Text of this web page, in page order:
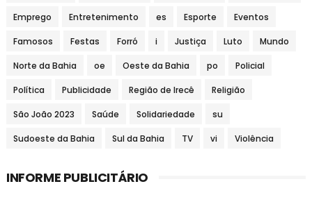
Emprego Entretenimento es Esporte Eventos
Famosos Festas Forró i Justiça Luto Mundo
Norte da Bahia oe Oeste da Bahia po Policial
Política Publicidade Região de Irecê Religião
São João 2023 Saúde Solidariedade su
Sudoeste da Bahia Sul da Bahia TV vi Violência
INFORME PUBLICITÁRIO